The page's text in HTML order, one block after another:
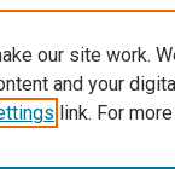
our site work.
and your
link. For